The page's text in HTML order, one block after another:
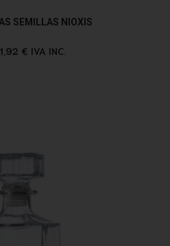
SEMILLAS NIOXIS
€ IVA INC.